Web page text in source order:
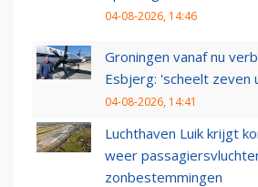
04-08-2026, 14:46
Groningen vanaf nu
Esbjerg: 'scheelt zeven
04-08-2026, 14:41
Luchthaven Luik krijgt
weer
zonbestemmingen